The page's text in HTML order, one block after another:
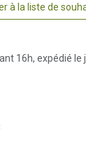
à la liste de
16h, expédié le